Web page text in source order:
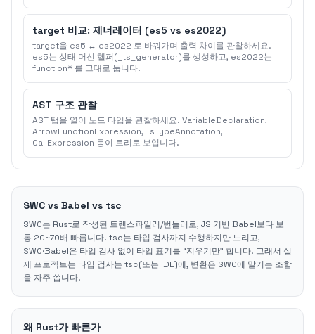
target 비교: 제너레이터 (es5 vs es2022)
target을 es5 ↔ es2022 로 바꿔가며 출력 차이를 관찰하세요.
es5는 상태 머신 헬퍼(_ts_generator)를 생성하고, es2022는
function* 를 그대로 둡니다.
AST 구조 관찰
AST 탭을 열어 노드 타입을 관찰하세요. VariableDeclaration,
ArrowFunctionExpression, TsTypeAnnotation,
CallExpression 등이 트리로 보입니다.
SWC vs Babel vs tsc
SWC는 Rust로 작성된 트랜스파일러/번들러로, JS 기반 Babel보다 보
통 20~70배 빠릅니다. tsc는 타입 검사까지 수행하지만 느리고,
SWC·Babel은 타입 검사 없이 타입 표기를 “지우기만” 합니다. 그래서 실
제 프로젝트는 타입 검사는 tsc(또는 IDE)에, 변환은 SWC에 맡기는 조합
을 자주 씁니다.
왜 Rust가 빠른가